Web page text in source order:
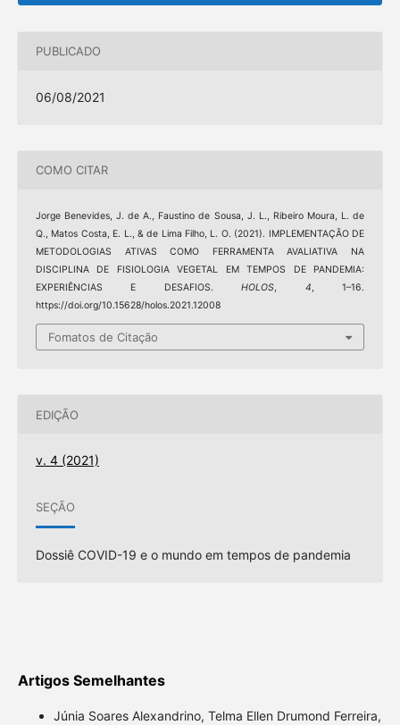
PUBLICADO
06/08/2021
COMO CITAR
Jorge Benevides, J. de A., Faustino de Sousa, J. L., Ribeiro Moura, L. de
Q., Matos Costa, E. L., & de Lima Filho, L. O. (2021). IMPLEMENTAÇÃO DE
METODOLOGIAS ATIVAS COMO FERRAMENTA AVALIATIVA NA
DISCIPLINA DE FISIOLOGIA VEGETAL EM TEMPOS DE PANDEMIA:
EXPERIÊNCIAS E DESAFIOS.HOLOS, 4, 1–16.
https://doi.org/10.15628/holos.2021.12008
Fomatos de Citação
EDIÇÃO
v. 4 (2021)
SEÇÃO
Dossiê COVID-19 e o mundo em tempos de pandemia
Artigos Semelhantes
Júnia Soares Alexandrino, Telma Ellen Drumond Ferreira,